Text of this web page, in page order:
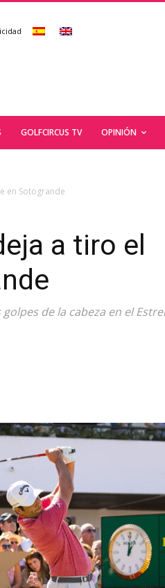
GOLFCIRCUS TV OPINIÓN
en Sotogrande
a tiro el
de la cabeza en el